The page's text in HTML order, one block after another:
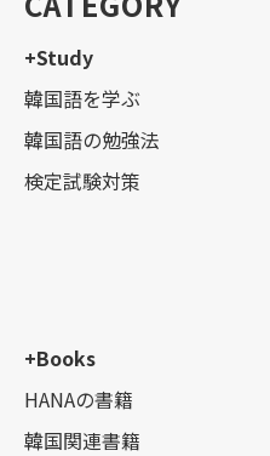
+Study
韓国語を学ぶ
韓国語の勉強法
検定試験対策
+Books
HANAの書籍
韓国関連書籍